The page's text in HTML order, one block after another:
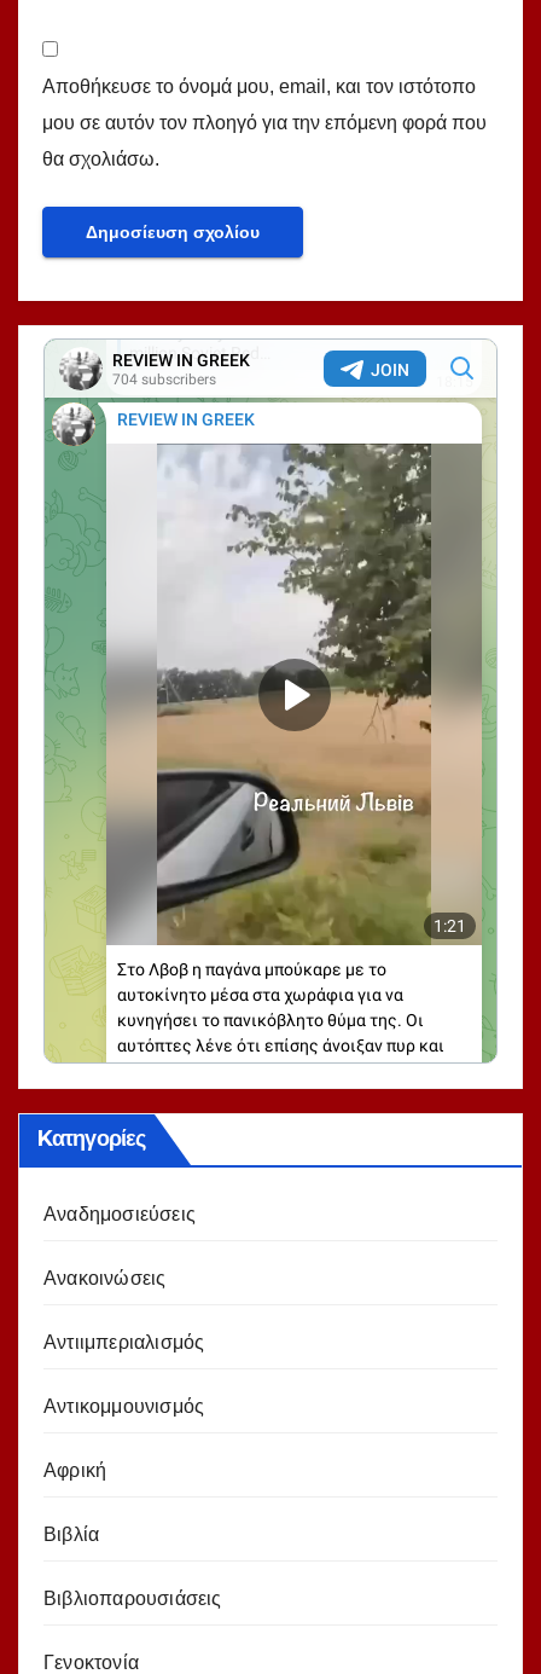
Αποθήκευσε το όνομά μου, email, και τον ιστότοπο
μου σε αυτόν τον πλοηγό για την επόμενη φορά που
θα σχολιάσω.
Kατηγορίες
Αναδημοσιεύσεις
Ανακοινώσεις
Αντιιμπεριαλισμός
Αντικομμουνισμός
Αφρική
Βιβλία
Βιβλιοπαρουσιάσεις
Γενοκτονία